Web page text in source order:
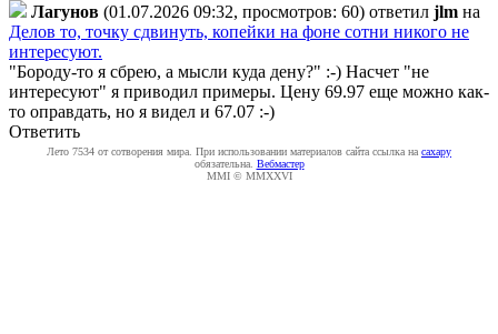
Лaгyнoв (01.07.2026 09:32, просмотров: 60) ответил jlm на
Делов то, точку сдвинуть, копейки на фоне сотни никого не
интересуют.
"Бороду-то я сбрею, а мысли куда дену?" :-) Насчет "не
интересуют" я приводил примеры. Цену 69.97 еще можно как-
то оправдать, но я видел и 67.07 :-)
Ответить
Лето 7534 от сотворения мира. При использовании материалов сайта ссылка на caxapу
обязательна. Вебмастер
MMI © MMXXVI